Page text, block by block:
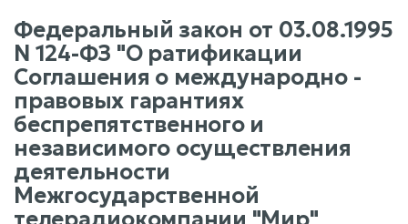
Федеральный закон от 03.08.1995
N 124-ФЗ "О ратификации
Соглашения о международно -
правовых гарантиях
беспрепятственного и
независимого осуществления
деятельности
Межгосударственной